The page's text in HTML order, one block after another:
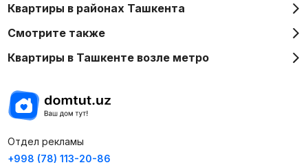
Квартиры в районах Ташкента
Смотрите также
Квартиры в Ташкенте возле метро
Отдел рекламы
+998 (78) 113-20-86